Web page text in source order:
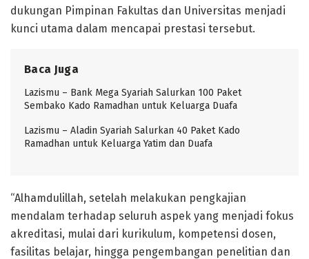
dukungan Pimpinan Fakultas dan Universitas menjadi
kunci utama dalam mencapai prestasi tersebut.
Baca Juga
Lazismu – Bank Mega Syariah Salurkan 100 Paket
Sembako Kado Ramadhan untuk Keluarga Duafa
Lazismu – Aladin Syariah Salurkan 40 Paket Kado
Ramadhan untuk Keluarga Yatim dan Duafa
“Alhamdulillah, setelah melakukan pengkajian
mendalam terhadap seluruh aspek yang menjadi fokus
akreditasi, mulai dari kurikulum, kompetensi dosen,
fasilitas belajar, hingga pengembangan penelitian dan